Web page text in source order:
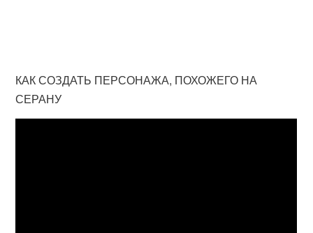
КАК СОЗДАТЬ ПЕРСОНАЖА, ПОХОЖЕГО НА
СЕРАНУ